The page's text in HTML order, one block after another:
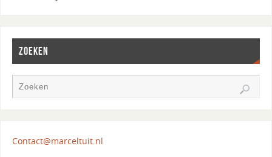
ZOEKEN
Contact@marceltuit.nl